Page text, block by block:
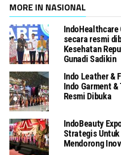
MORE IN NASIONAL
IndoHealthcare
secara resmi
Kesehatan
Gunadi Sadikin
Indo Leather &
Indo Garment
Resmi Dibuka
IndoBeauty
Strategis
Mendorong